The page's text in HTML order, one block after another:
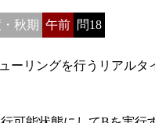
秋期 午前 問18
リングを行うリアル